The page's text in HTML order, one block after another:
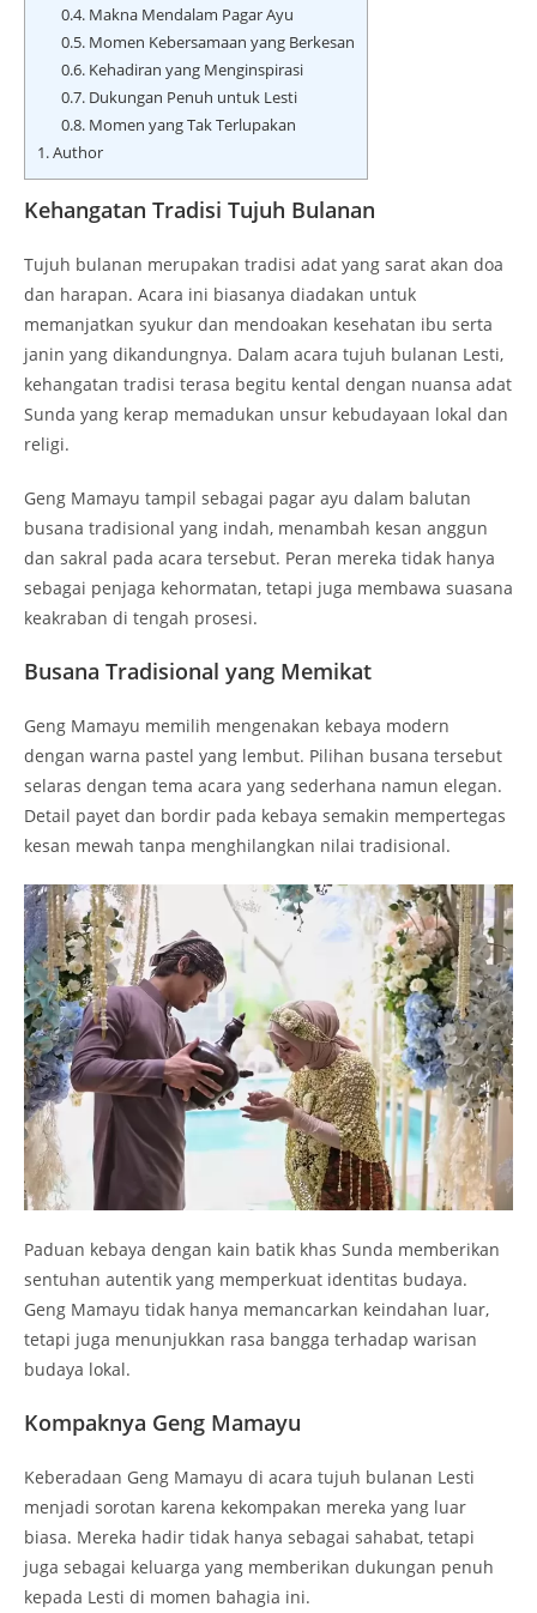
0.4.Makna Mendalam Pagar Ayu
0.5.Momen Kebersamaan yang Berkesan
0.6.Kehadiran yang Menginspirasi
0.7.Dukungan Penuh untuk Lesti
0.8.Momen yang Tak Terlupakan
1.Author
Kehangatan Tradisi Tujuh Bulanan
Tujuh bulanan merupakan tradisi adat yang sarat akan doa
dan harapan. Acara ini biasanya diadakan untuk
memanjatkan syukur dan mendoakan kesehatan ibu serta
janin yang dikandungnya. Dalam acara tujuh bulanan Lesti,
kehangatan tradisi terasa begitu kental dengan nuansa adat
Sunda yang kerap memadukan unsur kebudayaan lokal dan
religi.
Geng Mamayu tampil sebagai pagar ayu dalam balutan
busana tradisional yang indah, menambah kesan anggun
dan sakral pada acara tersebut. Peran mereka tidak hanya
sebagai penjaga kehormatan, tetapi juga membawa suasana
keakraban di tengah prosesi.
Busana Tradisional yang Memikat
Geng Mamayu memilih mengenakan kebaya modern
dengan warna pastel yang lembut. Pilihan busana tersebut
selaras dengan tema acara yang sederhana namun elegan.
Detail payet dan bordir pada kebaya semakin mempertegas
kesan mewah tanpa menghilangkan nilai tradisional.
Paduan kebaya dengan kain batik khas Sunda memberikan
sentuhan autentik yang memperkuat identitas budaya.
Geng Mamayu tidak hanya memancarkan keindahan luar,
tetapi juga menunjukkan rasa bangga terhadap warisan
budaya lokal.
Kompaknya Geng Mamayu
Keberadaan Geng Mamayu di acara tujuh bulanan Lesti
menjadi sorotan karena kekompakan mereka yang luar
biasa. Mereka hadir tidak hanya sebagai sahabat, tetapi
juga sebagai keluarga yang memberikan dukungan penuh
kepada Lesti di momen bahagia ini.